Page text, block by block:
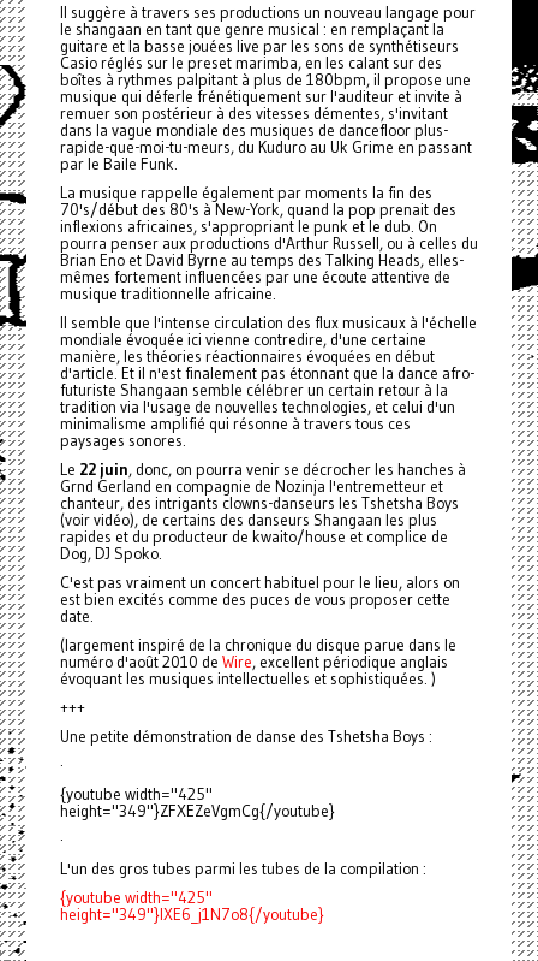
Il suggère à travers ses productions un nouveau langage pour
le shangaan en tant que genre musical : en remplaçant la
guitare et la basse jouées live par les sons de synthétiseurs
Casio réglés sur le preset marimba, en les calant sur des
boîtes à rythmes palpitant à plus de 180bpm, il propose une
musique qui déferle frénétiquement sur l'auditeur et invite à
remuer son postérieur à des vitesses démentes, s'invitant
dans la vague mondiale des musiques de dancefloor plus-
rapide-que-moi-tu-meurs, du Kuduro au Uk Grime en passant
par le Baile Funk.
La musique rappelle également par moments la fin des
70's/début des 80's à New-York, quand la pop prenait des
inflexions africaines, s'appropriant le punk et le dub. On
pourra penser aux productions d'Arthur Russell, ou à celles du
Brian Eno et David Byrne au temps des Talking Heads, elles-
mêmes fortement influencées par une écoute attentive de
musique traditionnelle africaine.
Il semble que l'intense circulation des flux musicaux à l'échelle
mondiale évoquée ici vienne contredire, d'une certaine
manière, les théories réactionnaires évoquées en début
d'article. Et il n'est finalement pas étonnant que la dance afro-
futuriste Shangaan semble célébrer un certain retour à la
tradition via l'usage de nouvelles technologies, et celui d'un
minimalisme amplifié qui résonne à travers tous ces
paysages sonores.
Le 22 juin, donc, on pourra venir se décrocher les hanches à
Grnd Gerland en compagnie de Nozinja l'entremetteur et
chanteur, des intrigants clowns-danseurs les Tshetsha Boys
(voir vidéo), de certains des danseurs Shangaan les plus
rapides et du producteur de kwaito/house et complice de
Dog, DJ Spoko.
C'est pas vraiment un concert habituel pour le lieu, alors on
est bien excités comme des puces de vous proposer cette
date.
(largement inspiré de la chronique du disque parue dans le
numéro d'août 2010 de Wire, excellent périodique anglais
évoquant les musiques intellectuelles et sophistiquées. )
+++
Une petite démonstration de danse des Tshetsha Boys :
·
{youtube width="425"
height="349"}ZFXEZeVgmCg{/youtube}
·
L'un des gros tubes parmi les tubes de la compilation :
{youtube width="425"
height="349"}IXE6_j1N7o8{/youtube}